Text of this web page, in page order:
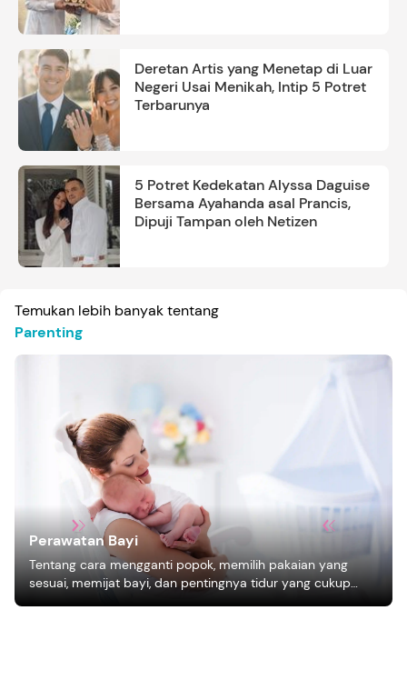
Deretan Artis yang Menetap di Luar
Negeri Usai Menikah, Intip 5 Potret
Terbarunya
5 Potret Kedekatan Alyssa Daguise
Bersama Ayahanda asal Prancis,
Dipuji Tampan oleh Netizen
Temukan lebih banyak tentang
Parenting
Perawatan Bayi
Tentang cara mengganti popok, memilih pakaian yang
sesuai, memijat bayi, dan pentingnya tidur yang cukup
bagi pertumbuhan bayi.